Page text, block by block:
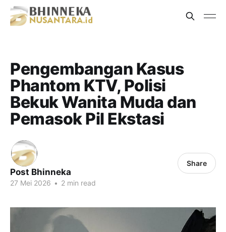
Pengembangan Kasus
Phantom KTV, Polisi
Bekuk Wanita Muda dan
Pemasok Pil Ekstasi
Post Bhinneka
27 Mei 2026 • 2 min read
Share